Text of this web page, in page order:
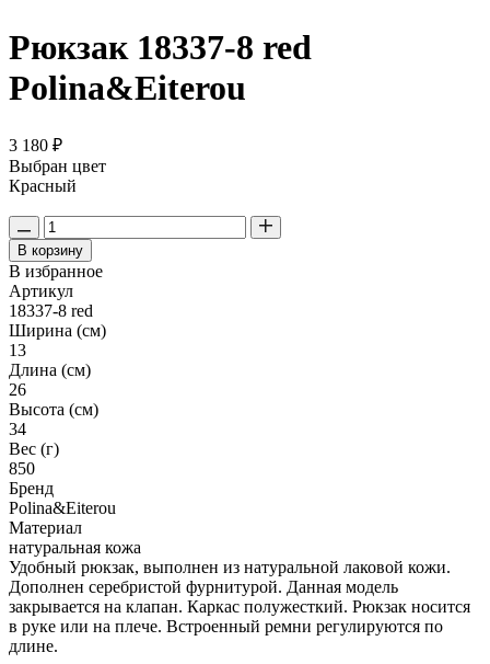
Рюкзак 18337-8 red
Polina&Eiterou
3 180 ₽
Выбран цвет
Красный
В корзину
В избранное
Артикул
18337-8 red
Ширина (см)
13
Длина (см)
26
Высота (см)
34
Вес (г)
850
Бренд
Polina&Eiterou
Материал
натуральная кожа
Удобный рюкзак, выполнен из натуральной лаковой кожи.
Дополнен серебристой фурнитурой. Данная модель
закрывается на клапан. Каркас полужесткий. Рюкзак носится
в руке или на плече. Встроенный ремни регулируются по
длине.